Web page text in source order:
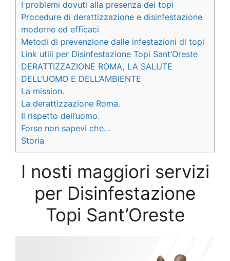
I problemi dovuti alla presenza dei topi
Procedure di derattizzazione e disinfestazione
moderne ed efficaci
Metodi di prevenzione dalle infestazioni di topi
Link utili per Disinfestazione Topi Sant’Oreste
DERATTIZZAZIONE ROMA, LA SALUTE
DELL’UOMO E DELL’AMBIENTE
La mission.
La derattizzazione Roma.
Il rispetto dell’uomo.
Forse non sapevi che…
Storia
I nosti maggiori servizi
per Disinfestazione
Topi Sant’Oreste